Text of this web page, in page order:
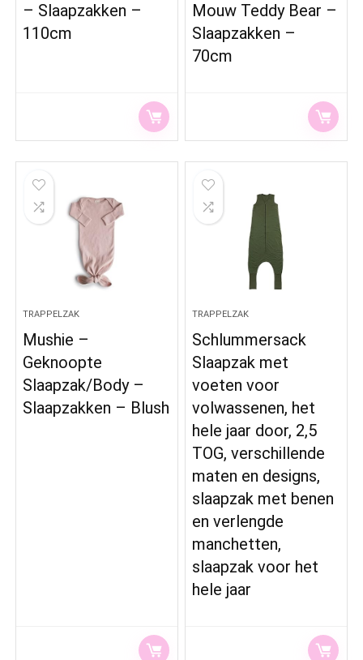
– Slaapzakken –
110cm
Mouw Teddy Bear –
Slaapzakken –
70cm
TRAPPELZAK
Mushie –
Geknoopte
Slaapzak/Body –
Slaapzakken – Blush
TRAPPELZAK
Schlummersack
Slaapzak met
voeten voor
volwassenen, het
hele jaar door, 2,5
TOG, verschillende
maten en designs,
slaapzak met benen
en verlengde
manchetten,
slaapzak voor het
hele jaar